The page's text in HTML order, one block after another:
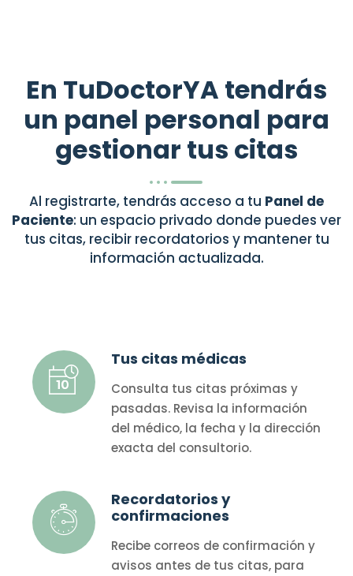
En TuDoctorYA tendrás
un panel personal para
gestionar tus citas
Al registrarte, tendrás acceso a tu Panel de
Paciente: un espacio privado donde puedes ver
tus citas, recibir recordatorios y mantener tu
información actualizada.
Tus citas médicas
Consulta tus citas próximas y
pasadas. Revisa la información
del médico, la fecha y la dirección
exacta del consultorio.
Recordatorios y
confirmaciones
Recibe correos de confirmación y
avisos antes de tus citas, para